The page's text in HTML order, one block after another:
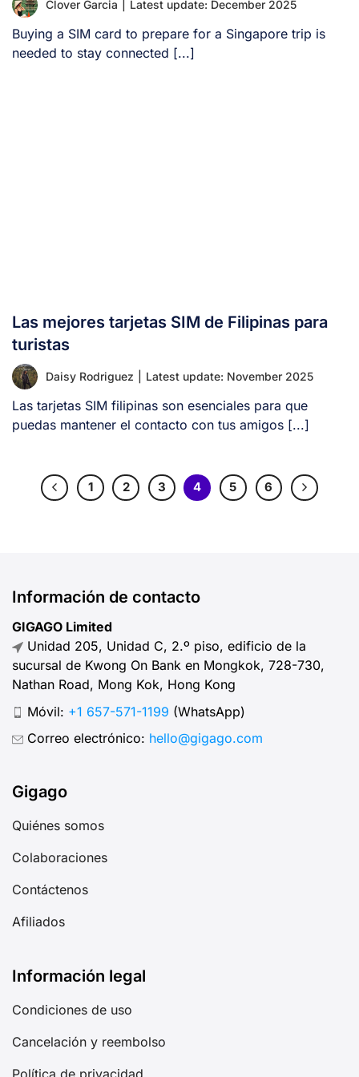
Clover Garcia Latest update: December 2025
Buying a SIM card to prepare for a Singapore trip is
needed to stay connected [...]
Las mejores tarjetas SIM de Filipinas para
turistas
Daisy Rodriguez Latest update: November 2025
Las tarjetas SIM filipinas son esenciales para que
puedas mantener el contacto con tus amigos [...]
1 2 3 4 5 6
Información de contacto
GIGAGO Limited
Unidad 205, Unidad C, 2.º piso, edificio de la
sucursal de Kwong On Bank en Mongkok, 728-730,
Nathan Road, Mong Kok, Hong Kong
Móvil: +1 657-571-1199 (WhatsApp)
Correo electrónico: hello@gigago.com
Gigago
Quiénes somos
Colaboraciones
Contáctenos
Afiliados
Información legal
Condiciones de uso
Cancelación y reembolso
Política de privacidad